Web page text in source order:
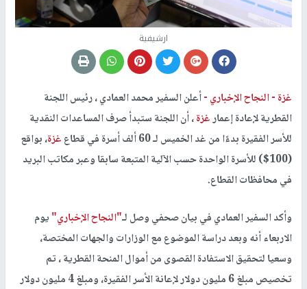
ارشيفية
غزة -النجاح الإخباري -أعلن السفير محمد العمادي ، رئيس اللجنة
القطرية لإعادة إعمارغزة، أن اللجنة ستبدأ صرف المساعدات النقدية
للأسر الفقيرة بدءًا من غد الخميس لـ 60 ألف أسرة في قطاع
غزة، بواقع
(100$) للأسرة الواحدة حسب الآلية المتبعة سابقا وعبر مكاتب البريد
في محافظات القطاع.
وأكد السفير العمادي في بيان صحفي وصل لـ"النجاح الإخباري"يوم
الاربعاء أنه وبعد دراسة الموضوع مع الوزارات والجهات المختصة،
وسعيا لتحقيق الاستفادة القصوى من أموال المنحة القطرية ، تم
تخصيص مبلغ 6 مليون دولار لإعانة الأسر الفقيرة، ومبلغ 4 مليون دولار